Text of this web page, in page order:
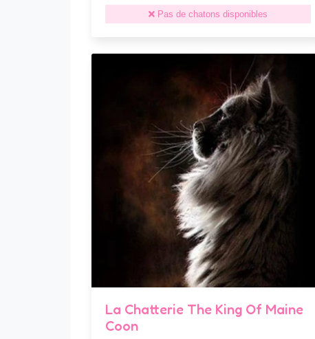
Pas de chatons disponibles
La Chatterie The King Of Maine
Coon